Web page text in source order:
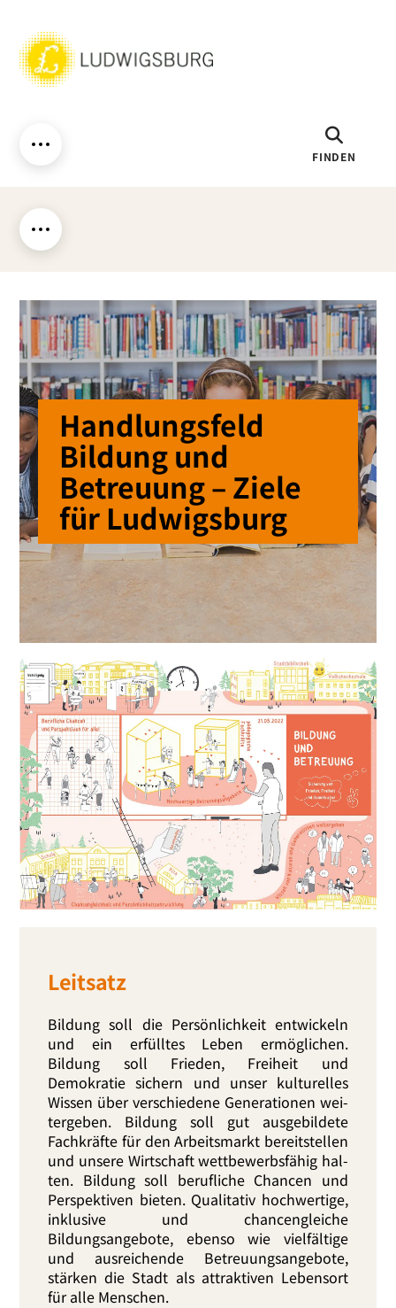
FINDEN
Handlungsfeld
Bildung und
Betreuung – Ziele
für Ludwigsburg
Leitsatz
Bildung soll die Persönlichkeit ent­wi­ckeln
und ein erfüll­tes Leben ermög­li­chen.
Bildung soll Frieden, Freiheit und
Demokratie sichern und unser kul­tu­rel­les
Wissen über ver­schie­de­ne Generationen wei­
ter­ge­ben. Bildung soll gut aus­ge­bil­de­te
Fachkräfte für den Arbeitsmarkt bereit­stel­len
und unse­re Wirtschaft wett­be­werbs­fä­hig hal­
ten. Bildung soll beruf­li­che Chancen und
Perspektiven bie­ten. Qualitativ hoch­wer­ti­ge,
inklu­si­ve und chan­cen­glei­che
Bildungsangebote, eben­so wie viel­fäl­ti­ge
und aus­rei­chen­de Betreuungsangebote,
stär­ken die Stadt als attrak­ti­ven Lebensort
für alle Menschen.